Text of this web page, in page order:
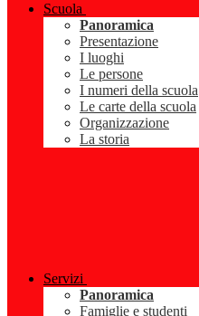
Scuola
Panoramica
Presentazione
I luoghi
Le persone
I numeri della scuola
Le carte della scuola
Organizzazione
La storia
Servizi
Panoramica
Famiglie e studenti